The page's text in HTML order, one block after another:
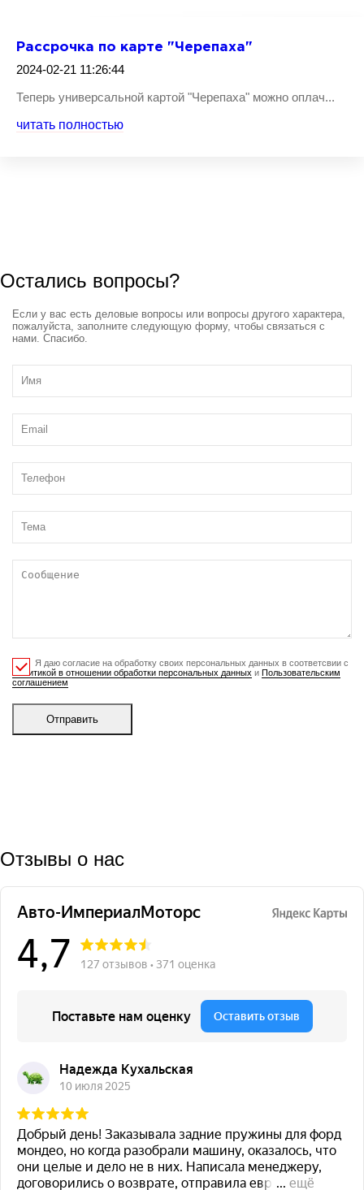
Рассрочка по карте "Черепаха"
2024-02-21 11:26:44
Теперь универсальной картой "Черепаха" можно оплач...
читать полностью
Остались вопросы?
Если у вас есть деловые вопросы или вопросы другого характера,
пожалуйста, заполните следующую форму, чтобы связаться с
нами. Спасибо.
Я даю согласие на обработку своих персональных данных в соответсвии с
Политикой в отношении обработки персональных данных и Пользовательским
соглашением
Отправить
Отзывы о нас